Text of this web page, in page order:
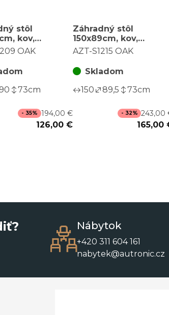
stôl
kov,
hnedá,
OAK
73cm
- 35% 194,00 €
126,00 €
Záhradný stôl
150x89cm, kov,
polywood, hnedá,
AZT-S1215 OAK
Skladom
150
89,5 73cm
- 32% 243,00
165,00
Nábytok
+420 311 604 161
nabytek@autronic.cz